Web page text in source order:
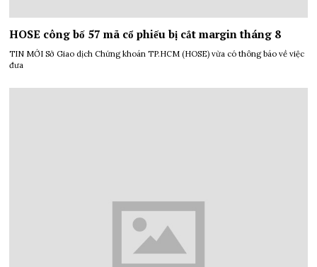
HOSE công bố 57 mã cổ phiếu bị cắt margin tháng 8
TIN MỚI Sở Giao dịch Chứng khoán TP.HCM (HOSE) vừa có thông báo về việc
đưa